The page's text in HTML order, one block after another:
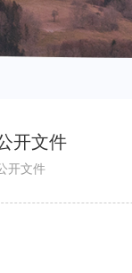
开文件
开文件